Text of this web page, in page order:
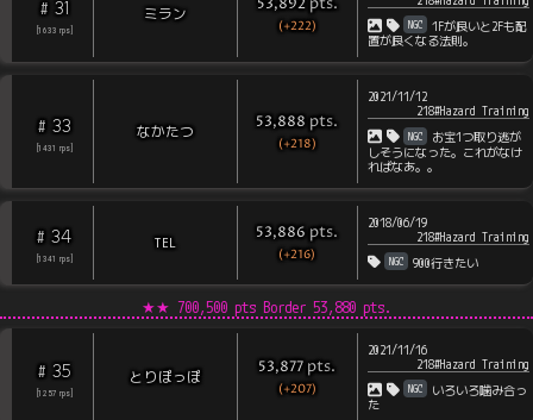
# 31
1633 rps
ミラン 53,892
(+222) NGC
1Fが良いと2Fも配
置が良くなる法則。
# 33
1431 rps
なかたつ 53,888 pts.
(+218)
2021/11/12
218#Hazard Training
NGC
お宝1つ取り逃が
しそうになった。これがなけ
ればなあ。。
# 34
1341 rps
TEL 53,886 pts.
(+216)
2018/06/19
218#Hazard Training
NGC 900行きたい
★★ 700,500 pts Border 53,880 pts.
# 35
1257 rps
とりぽっぽ 53,877 pts.
(+207)
2021/11/16
218#Hazard Training
NGC
いろいろ噛み合っ
た